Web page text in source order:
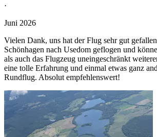
·
Juni 2026
Vielen Dank, uns hat der Flug sehr gut
Schönhagen nach Usedom geflogen und
als auch das Flugzeug uneingeschränkt
eine tolle Erfahrung und einmal etwas ganz
Rundflug. Absolut empfehlenswert!